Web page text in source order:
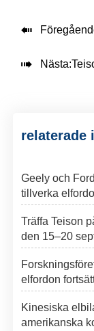

 Nästa:Teison
relaterade
Geely och
tillverka
Träffa Teison
den 15–20
elfordon
Kinesiska
amerikanska